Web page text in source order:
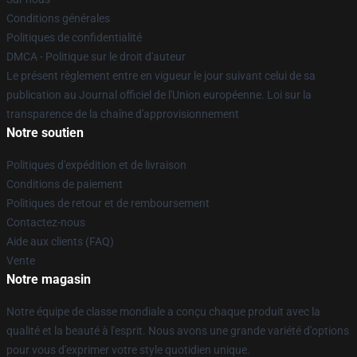
Conditions générales
Politiques de confidentialité
DMCA - Politique sur le droit d'auteur
Le présent règlement entre en vigueur le jour suivant celui de sa
publication au Journal officiel de l'Union européenne. Loi sur la
transparence de la chaîne d'approvisionnement
Notre soutien
Politiques d'expédition et de livraison
Conditions de paiement
Politiques de retour et de remboursement
Contactez-nous
Aide aux clients (FAQ)
Vente
Notre magasin
Notre équipe de classe mondiale a conçu chaque produit avec la
qualité et la beauté à l'esprit. Nous avons une grande variété d'options
pour vous d'exprimer votre style quotidien unique.